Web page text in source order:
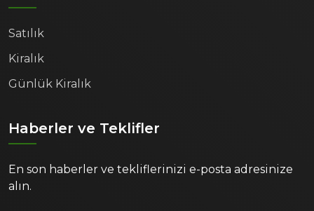
Satılık
Kiralık
Günlük Kiralık
Haberler ve Teklifler
En son haberler ve tekliflerinizi e-posta adresinize
alın.